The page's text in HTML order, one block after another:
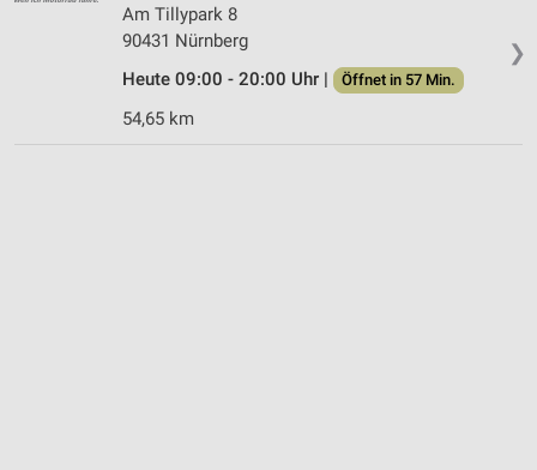
❯
Am Tillypark 8
90431 Nürnberg
Heute 09:00 - 20:00 Uhr |
Öffnet in 57 Min.
54,65 km